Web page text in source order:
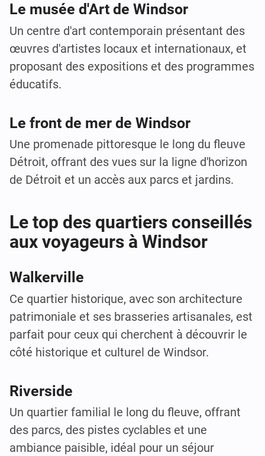
Le musée d'Art de Windsor
Un centre d'art contemporain présentant des
œuvres d'artistes locaux et internationaux, et
proposant des expositions et des programmes
éducatifs.
Le front de mer de Windsor
Une promenade pittoresque le long du fleuve
Détroit, offrant des vues sur la ligne d'horizon
de Détroit et un accès aux parcs et jardins.
Le top des quartiers conseillés
aux voyageurs à Windsor
Walkerville
Ce quartier historique, avec son architecture
patrimoniale et ses brasseries artisanales, est
parfait pour ceux qui cherchent à découvrir le
côté historique et culturel de Windsor.
Riverside
Un quartier familial le long du fleuve, offrant
des parcs, des pistes cyclables et une
ambiance paisible, idéal pour un séjour